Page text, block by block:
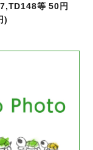
等 50円
)